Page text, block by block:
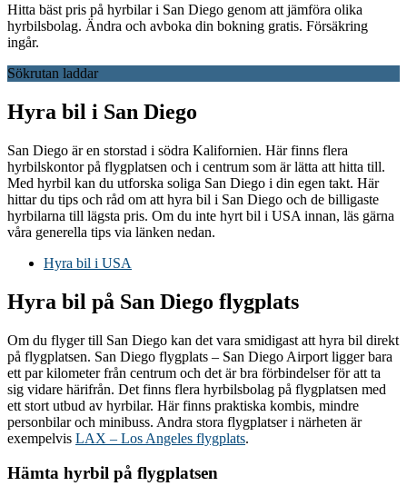
Hitta bäst pris på hyrbilar i San Diego genom att jämföra olika
hyrbilsbolag. Ändra och avboka din bokning gratis. Försäkring
ingår.
Sökrutan laddar
Hyra bil i San Diego
San Diego är en storstad i södra Kalifornien. Här finns flera
hyrbilskontor på flygplatsen och i centrum som är lätta att hitta till.
Med hyrbil kan du utforska soliga San Diego i din egen takt. Här
hittar du tips och råd om att hyra bil i San Diego och de billigaste
hyrbilarna till lägsta pris. Om du inte hyrt bil i USA innan, läs gärna
våra generella tips via länken nedan.
Hyra bil i USA
Hyra bil på San Diego flygplats
Om du flyger till San Diego kan det vara smidigast att hyra bil direkt
på flygplatsen. San Diego flygplats – San Diego Airport ligger bara
ett par kilometer från centrum och det är bra förbindelser för att ta
sig vidare härifrån. Det finns flera hyrbilsbolag på flygplatsen med
ett stort utbud av hyrbilar. Här finns praktiska kombis, mindre
personbilar och minibuss. Andra stora flygplatser i närheten är
exempelvis LAX – Los Angeles flygplats.
Hämta hyrbil på flygplatsen